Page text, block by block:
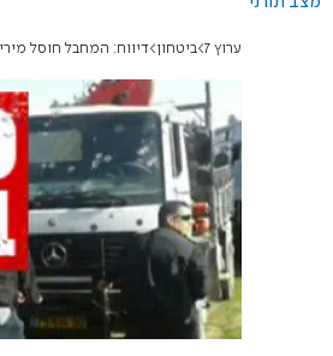
ערוץ 7 ביטחון דיווח: המחבל חוסל